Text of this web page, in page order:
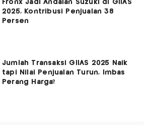
Fronx Jadi Andalan Suzuki di GIIAS
2025, Kontribusi Penjualan 38
Persen
Jumlah Transaksi GIIAS 2025 Naik
tapi Nilai Penjualan Turun, Imbas
Perang Harga?